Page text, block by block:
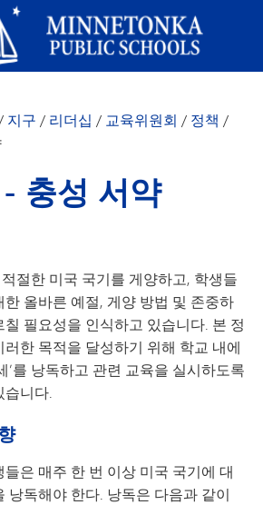
학교
지구 / 리더십 / 교육위원회 / 정책 /
충성 서약
절한 미국 국기를 게양하고, 학생들
한 올바른 예절, 게양 방법 및 존중하
필요성을 인식하고 있습니다. 본 정
한 목적을 달성하기 위해 학교 내에
’를 낭독하고 관련 교육을 실시하도록
습니다.
은 매주 한 번 이상 미국 국기에 대
낭독해야 한다. 낭독은 다음과 같이